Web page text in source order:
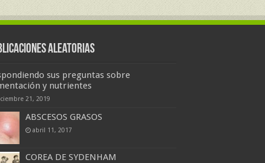
Aleatorias
sus preguntas sobre
y nutrientes
21, 2019
ABSCESOS GRASOS
abril 11, 2017
COREA DE SYDENHAM